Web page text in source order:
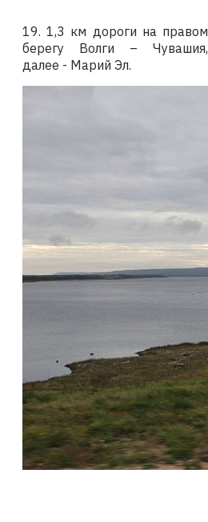
19. 1,3 км дороги на правом
берегу Волги – Чувашия,
далее - Марий Эл.